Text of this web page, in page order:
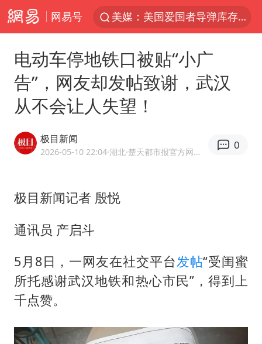
网易号
美媒：美国爱国者导弹库存不足1700枚
白海豚逼近浙闽沿海
上门女婿出轨女邻居多年被判重婚罪
泰国：高度重视中国游客旅游体验
于东来直播和胖东来核心团队开会
上海大部迎大暴雨
电动车停地铁口被贴“小广
告”，网友却发帖致谢，武汉
从不会让人失望！
极目新闻
2026-05-10 22:04·湖北 ·楚天都市报官方网易号
0
极目新闻记者 殷悦
通讯员 产启斗
5月8日，一网友在社交平台发帖“受闺蜜
所托感谢武汉地铁和热心市民”，得到上
千点赞。